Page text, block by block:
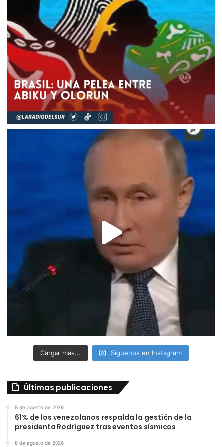
Cargar más... Síguenos en Instagram
Últimas publicaciones
8 de agosto de 2026
61% de los venezolanos respalda la gestión de la
presidenta Rodríguez tras eventos sísmicos
8 de agosto de 2026